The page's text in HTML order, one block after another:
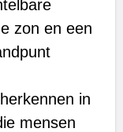
zon en een
in
mensen